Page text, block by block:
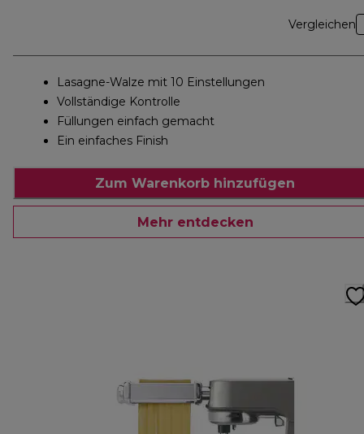
Vergleichen
Lasagne-Walze mit 10 Einstellungen
Vollständige Kontrolle
Füllungen einfach gemacht
Ein einfaches Finish
Zum Warenkorb hinzufügen
Mehr entdecken